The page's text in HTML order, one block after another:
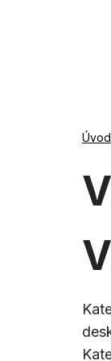
Úvod